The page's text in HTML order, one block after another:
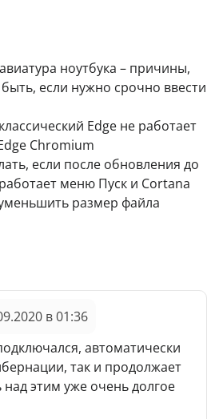
ноутбука – причины,
быть, если нужно срочно ввести
Edge не работает
Chromium
если после обновления до
меню Пуск и Cortana
размер файла
в 01:36
автоматически
так и продолжает
над этим уже очень долгое